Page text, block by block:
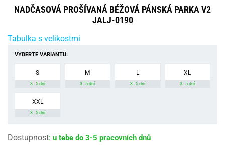
NADČASOVÁ PROŠÍVANÁ BÉŽOVÁ PÁNSKÁ PARKA V2
JALJ-0190
Tabulka s velikostmi
VYBERTE VARIANTU:
S
3 - 5 dní
M
3 - 5 dní
L
3 - 5 dní
XL
3 - 5 dní
XXL
3 - 5 dní
Dostupnost: u tebe do 3-5 pracovních dnů